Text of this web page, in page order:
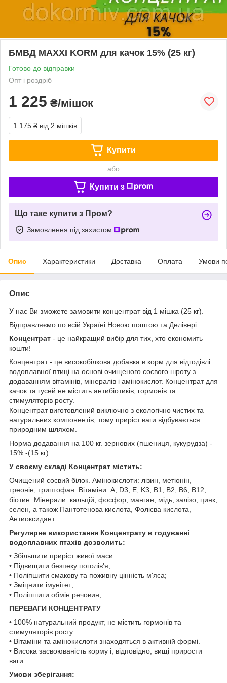
БМВД MAXXI KORM для качок 15% (25 кг)
Готово до відправки
Опт і роздріб
1 225 ₴/мішок
1 175 ₴ від 2 мішків
Купити
або
Купити з
Що таке купити з Пром?
Замовлення під захистом
Опис Характеристики Доставка Оплата Умови
Опис
У нас Ви зможете замовити концентрат від 1 мішка (25 кг).
Відправляємо по всій Україні Новою поштою та Делівері.
Концентрат - це найкращий вибір для тих, хто економить
кошти!
Концентрат - це високобілкова добавка в корм для відгодівлі
водоплавної птиці на основі очищеного соєвого шроту з
додаванням вітамінів, мінералів і амінокислот. Концентрат для
качок та гусей не містить антибіотиків, гормонів та
стимуляторів росту.
Концентрат виготовлений виключно з екологічно чистих та
натуральних компонентів, тому приріст ваги відбувається
природним шляхом.
Норма додавання на 100 кг. зернових (пшениця, кукурудза) -
15%.-(15 кг)
У своєму складі Концентрат містить:
Очищений соєвий білок. Амінокислоти: лізин, метіонін,
треонін, триптофан. Вітаміни: А, D3, E, K3, В1, В2, В6, В12,
біотин. Мінерали: кальцій, фосфор, манган, мідь, залізо, цинк,
селен, а також Пантотенова кислота, Фолієва кислота,
Антиоксидант.
Регулярне використання Концентрату в годуванні
водоплавних птахів дозволить:
• Збільшити приріст живої маси.
• Підвищити безпеку поголів'я;
• Поліпшити смакову та поживну цінність м'яса;
• Зміцнити імунітет;
• Поліпшити обмін речовин;
ПЕРЕВАГИ КОНЦЕНТРАТУ
• 100% натуральний продукт, не містить гормонів та
стимуляторів росту.
• Вітаміни та амінокислоти знаходяться в активній формі.
• Висока засвоюваність корму і, відповідно, вищі прирости
ваги.
Умови зберігання: